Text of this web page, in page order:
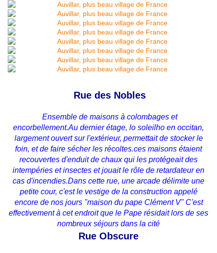
Rue des Nobles
Ensemble de maisons à colombages et
encorbellement.Au dernier étage, lo soleilho en occitan,
largement ouvert sur l'extérieur, permettait de stocker le
foin, et de faire sécher les récoltes.ces maisons étaient
recouvertes d'enduit de chaux qui les protégeait des
intempéries et insectes et jouait le rôle de retardateur en
cas d'incendies.Dans cette rue, une arcade délimite une
petite cour, c'est le vestige de la construction appelé
encore de nos jours "maison du pape Clément V" C'est
effectivement à cet endroit que le Pape résidait lors de ses
nombreux séjours dans la cité
Rue Obscure